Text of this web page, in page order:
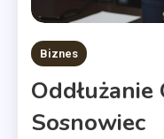
Biznes
Sosnowiec